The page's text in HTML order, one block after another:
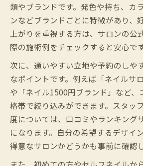
類やブランドです。発色や持ち、カ
ンなどブランドごとに特徴があり、
上がりを重視する方は、サロンの公
際の施術例をチェックすると安心です
次に、通いやすい立地や予約のしや
なポイントです。例えば「ネイルサ
や「ネイル1500円ブランド」など、
格帯で絞り込みができます。スタッ
度については、口コミやランキング
になります。自分の希望するデザイ
得意なサロンかどうかも事前に確認